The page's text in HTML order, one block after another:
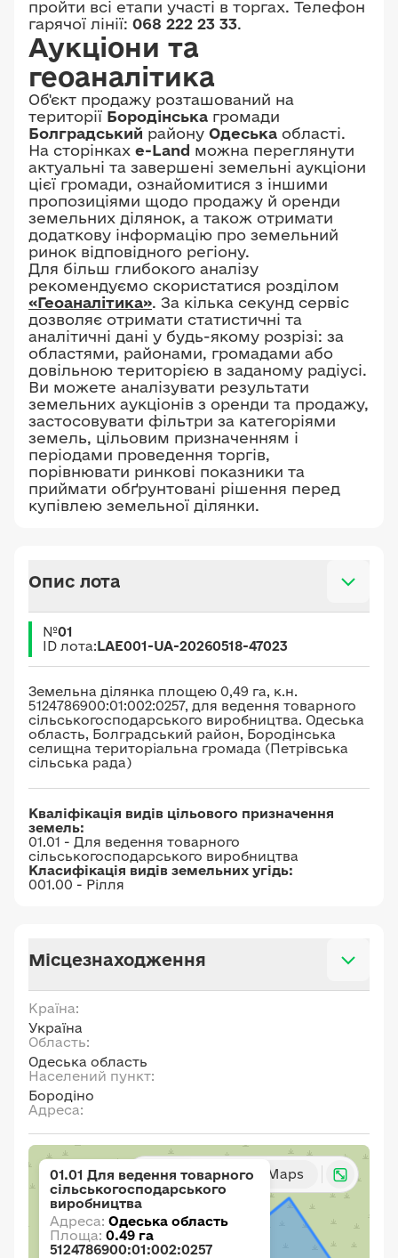
пройти всі етапи участі в торгах. Телефон
гарячої лінії: 068 222 23 33.
Аукціони та
геоаналітика
Об'єкт продажу розташований на
території Бородінська громади
Болградський району Одеська області.
На сторінках e-Land можна переглянути
актуальні та завершені земельні аукціони
цієї громади, ознайомитися з іншими
пропозиціями щодо продажу й оренди
земельних ділянок, а також отримати
додаткову інформацію про земельний
ринок відповідного регіону.
Для більш глибокого аналізу
рекомендуємо скористатися розділом
«Геоаналітика». За кілька секунд сервіс
дозволяє отримати статистичні та
аналітичні дані у будь-якому розрізі: за
областями, районами, громадами або
довільною територією в заданому радіусі.
Ви можете аналізувати результати
земельних аукціонів з оренди та продажу,
застосовувати фільтри за категоріями
земель, цільовим призначенням і
періодами проведення торгів,
порівнювати ринкові показники та
приймати обґрунтовані рішення перед
купівлею земельної ділянки.
Опис лота
№01
ID лота:LAE001-UA-20260518-47023
Земельна ділянка площею 0,49 га, к.н.
5124786900:01:002:0257, для ведення товарного
сільськогосподарського виробництва. Одеська
область, Болградський район, Бородінська
селищна територіальна громада (Петрівська
сільська рада)
Кваліфікація видів цільового призначення
земель:
01.01 - Для ведення товарного
сільськогосподарського виробництва
Класифікація видів земельних угідь:
001.00 - Рілля
Місцезнаходження
Країна:
Україна
Область:
Одеська область
Населений пункт:
Бородіно
Адреса:
Карта Google Maps
01.01 Для ведення товарного
сільськогосподарського
виробництва
Адреса: Одеська область
Площа: 0.49 га
5124786900:01:002:0257